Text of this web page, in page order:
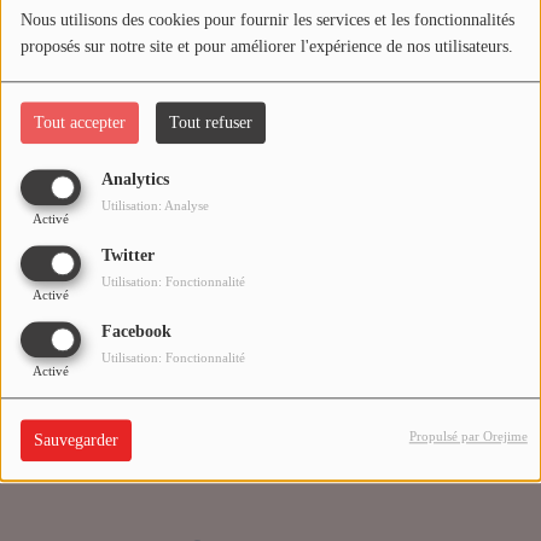
Nous utilisons des cookies pour fournir les services et les fonctionnalités
proposés sur notre site et pour améliorer l'expérience de nos utilisateurs.
Tout accepter Tout refuser
Analytics
Activé
Utilisation: Analyse
Twitter
Activé
Utilisation: Fonctionnalité
Facebook
Activé
Utilisation: Fonctionnalité
Sauvegarder Propulsé par Orejime
Médias
PODCASTS
Agenda
Titres diffusés
Se connecter
Oups, vous avez
rencontré une erreur.
Il semble que la page que vous recherchez n’existe plus.